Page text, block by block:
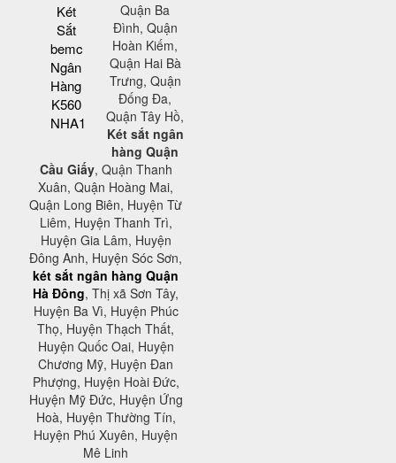
Két
Sắt
bemc
Ngân
Hàng
K560
NHA1
Quận Ba
Đình, Quận
Hoàn Kiếm,
Quận Hai Bà
Trưng, Quận
Đống Đa,
Quận Tây Hồ,
Két sắt ngân
hàng Quận
Cầu Giấy, Quận Thanh
Xuân, Quận Hoàng Mai,
Quận Long Biên, Huyện Từ
Liêm, Huyện Thanh Trì,
Huyện Gia Lâm, Huyện
Đông Anh, Huyện Sóc Sơn,
két sắt ngân hàng Quận
Hà Đông, Thị xã Sơn Tây,
Huyện Ba Vì, Huyện Phúc
Thọ, Huyện Thạch Thất,
Huyện Quốc Oai, Huyện
Chương Mỹ, Huyện Đan
Phượng, Huyện Hoài Đức,
Huyện Mỹ Đức, Huyện Ứng
Hoà, Huyện Thường Tín,
Huyện Phú Xuyên, Huyện
Mê Linh